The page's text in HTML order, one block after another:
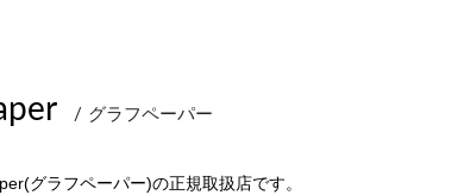
グラフペーパー
グラフペーパー)の正規取扱店です。